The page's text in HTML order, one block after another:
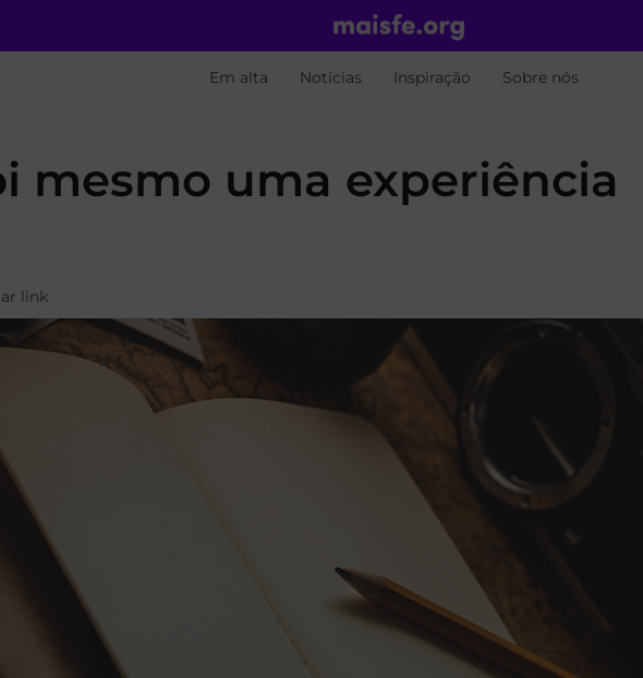
Em alta Notícias Inspiração Sobre nós
mesmo uma experiência
link